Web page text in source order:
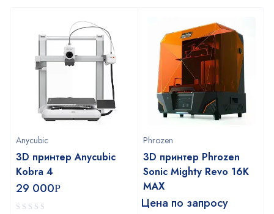
Anycubic
3D принтер Anycubic
Kobra 4
29 000Р
Phrozen
3D принтер Phrozen
Sonic Mighty Revo 16K
MAX
Цена по запросу